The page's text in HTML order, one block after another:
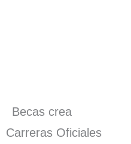
Becas crea
Carreras Oficiales